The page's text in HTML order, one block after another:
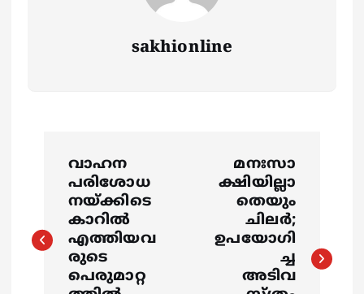
sakhionline
s
വാഹന
പരിശോധ
നയ്ക്കിടെ
കാറില്‍
എത്തിയവ
രുടെ
പെരുമാറ്റ
മനഃസാ
ക്ഷിയില്ലാ
തെയും
ചിലർ;
ഉപയോഗി
ച്ച
അടിവ